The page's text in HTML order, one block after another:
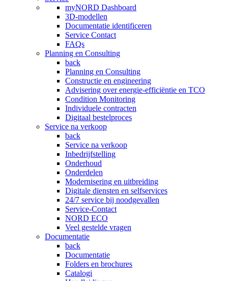
myNORD Dashboard
3D-modellen
Documentatie identificeren
Service Contact
FAQs
Planning en Consulting
back
Planning en Consulting
Constructie en engineering
Advisering over energie-efficiëntie en TCO
Condition Monitoring
Individuele contracten
Digitaal bestelproces
Service na verkoop
back
Service na verkoop
Inbedrijfstelling
Onderhoud
Onderdelen
Modernisering en uitbreiding
Digitale diensten en selfservices
24/7 service bij noodgevallen
Service-Contact
NORD ECO
Veel gestelde vragen
Documentatie
back
Documentatie
Folders en brochures
Catalogi